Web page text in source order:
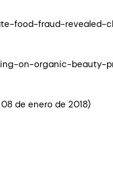
food-fraud-revealed-
on-organic-beauty-
de enero de 2018)